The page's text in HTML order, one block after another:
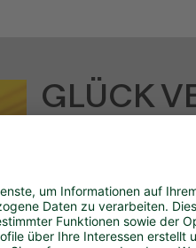
GLÜCK
Die 8 klingt nach
Sie die Ziffer doch
für die kommende
JETZT SPIELEN